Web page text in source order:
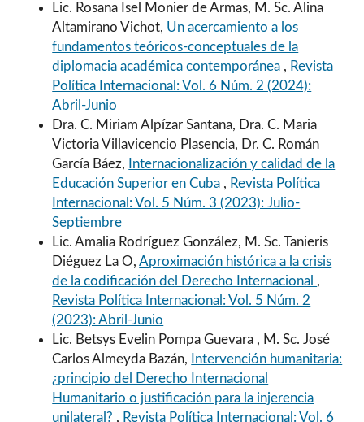
Lic. Rosana Isel Monier de Armas, M. Sc. Alina
Altamirano Vichot, Un acercamiento a los
fundamentos teóricos-conceptuales de la
diplomacia académica contemporánea , Revista
Política Internacional: Vol. 6 Núm. 2 (2024):
Abril-Junio
Dra. C. Miriam Alpízar Santana, Dra. C. Maria
Victoria Villavicencio Plasencia, Dr. C. Román
García Báez,
Internacionalización y calidad de la
Educación Superior en Cuba , Revista Política
Internacional: Vol. 5 Núm. 3 (2023): Julio-
Septiembre
Lic. Amalia Rodríguez González, M. Sc. Tanieris
Diéguez La O,Aproximación histórica a la crisis
de la codificación del Derecho Internacional ,
Revista Política Internacional: Vol. 5 Núm. 2
(2023): Abril-Junio
Lic. Betsys Evelin Pompa Guevara , M. Sc. José
Carlos Almeyda Bazán,
Intervención humanitaria:
¿principio del Derecho Internacional
Humanitario o justificación para la injerencia
unilateral? , Revista Política Internacional: Vol. 6